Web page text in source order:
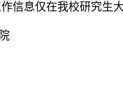
信息仅在我校研究生